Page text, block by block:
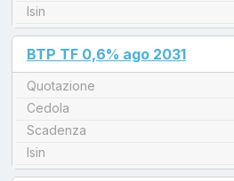
Isin
unread messages
BTP TF 0,6% ago 2031
Quotazione
Cedola
Scadenza
Isin